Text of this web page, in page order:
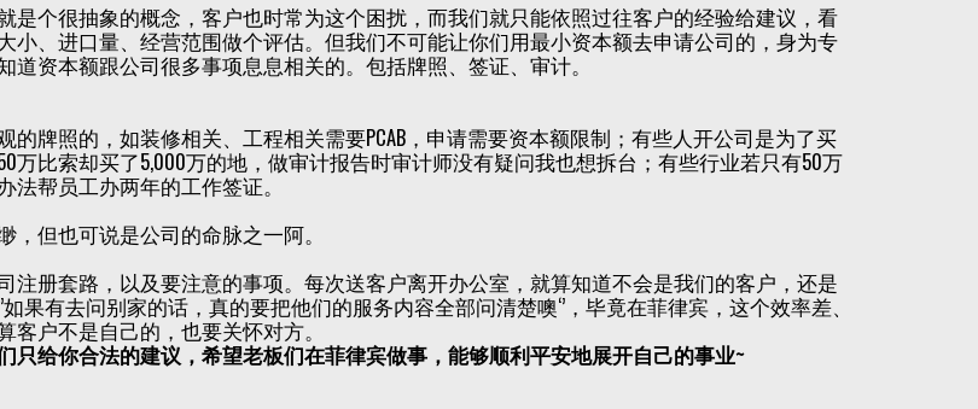
是个很抽象的概念，客户也时常为这个困扰，而我们就只能依照过往客户的经验给建议，看
小、进口量、经营范围做个评估。但我们不可能让你们用最小资本额去申请公司的，身为专
道资本额跟公司很多事项息息相关的。包括牌照、签证、审计。
的牌照的，如装修相关、工程相关需要PCAB，申请需要资本额限制；有些人开公司是为了买
万比索却买了5,000万的地，做审计报告时审计师没有疑问我也想拆台；有些行业若只有50万
法帮员工办两年的工作签证。
，但也可说是公司的命脉之一阿。
注册套路，以及要注意的事项。每次送客户离开办公室，就算知道不会是我们的客户，还是
如果有去问别家的话，真的要把他们的服务内容全部问清楚噢‘’，毕竟在菲律宾，这个效率差、
客户不是自己的，也要关怀对方。
只给你合法的建议，希望老板们在菲律宾做事，能够顺利平安地展开自己的事业~